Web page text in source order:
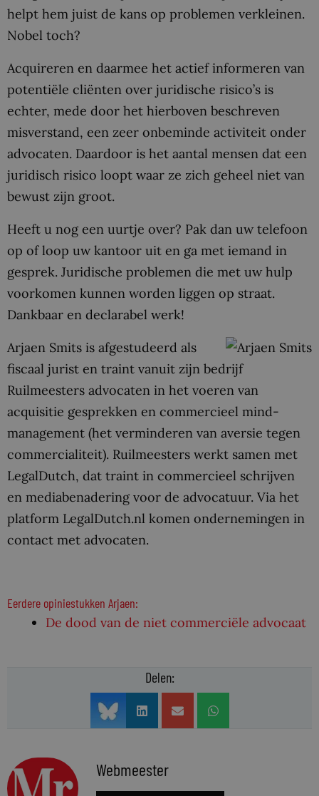
helpt hem juist de kans op problemen verkleinen.
Nobel toch?
Acquireren en daarmee het actief informeren van
potentiële cliënten over juridische risico’s is
echter, mede door het hierboven beschreven
misverstand, een zeer onbeminde activiteit onder
advocaten. Daardoor is het aantal mensen dat een
juridisch risico loopt waar ze zich geheel niet van
bewust zijn groot.
Heeft u nog een uurtje over? Pak dan uw telefoon
op of loop uw kantoor uit en ga met iemand in
gesprek. Juridische problemen die met uw hulp
voorkomen kunnen worden liggen op straat.
Dankbaar en declarabel werk!
Arjaen Smits is afgestudeerd als
fiscaal jurist en traint vanuit zijn bedrijf
Ruilmeesters advocaten in het voeren van
acquisitie gesprekken en commercieel mind-
management (het verminderen van aversie tegen
commercialiteit). Ruilmeesters werkt samen met
LegalDutch, dat traint in commercieel schrijven
en mediabenadering voor de advocatuur. Via het
platform LegalDutch.nl komen ondernemingen in
contact met advocaten.
Eerdere opiniestukken Arjaen:
De dood van de niet commerciële advocaat
Delen:
Webmeester